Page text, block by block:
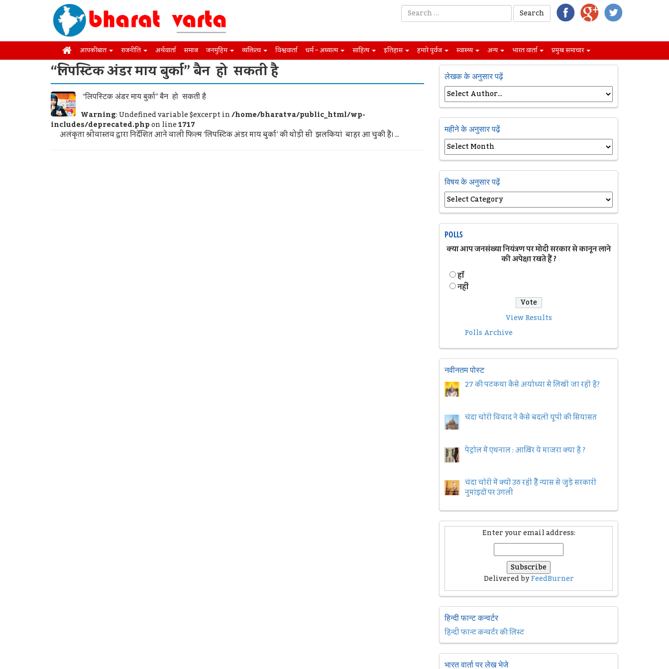
आपकी बात राजनीति अर्थवार्ता समाज जनमुहिम व्यक्तित्व विश्ववार्ता धर्म – अध्यात्म साहित्य इतिहास हमारे पूर्वज स्वास्थ्य अन्य भारत वार्ता प्रमुख समाचार
“लिपस्टिक अंडर माय बुर्का” बैन हो सकती है
“लिपस्टिक अंडर माय बुर्का” बैन हो सकती है
Warning: Undefined variable $excerpt in/home/bharatva/public_html/wp-
includes/deprecated.phpon line1717
अलंकृता श्रीवास्तव द्वारा निर्देशित आने वाली फिल्म ‘लिपस्टिक अंडर माय बुर्का’ की थोड़ी सी झलकियां बाहर आ चुकी हैं। ...
लेखक के अनुसार पढ़ें
महीने के अनुसार पढ़ें
विषय के अनुसार पढ़ें
POLLS
क्या आप जनसंख्या नियंत्रण पर मोदी सरकार से कानून लाने
की अपेक्षा रखते हैं ?
हॉं
नहीं
View Results
Polls Archive
नवीनतम पोस्ट
27 की पटकथा कैसे अयोध्या से लिखी जा रही है?
चंदा चोरी विवाद ने कैसे बदली यूपी की सियासत
पेट्रोल में एथनाल : आख़िर ये माजरा क्या है ?
चंदा चोरी में क्यों उठ रही हैैं न्यास से जुड़े सरकारी
नुमांइदों पर उंगली
Enter your email address:
Delivered byFeedBurner
हिन्दी फान्ट कन्वर्टर
हिन्दी फान्ट कन्वर्टर की लिस्ट
भारत वार्ता पर लेख भेजे